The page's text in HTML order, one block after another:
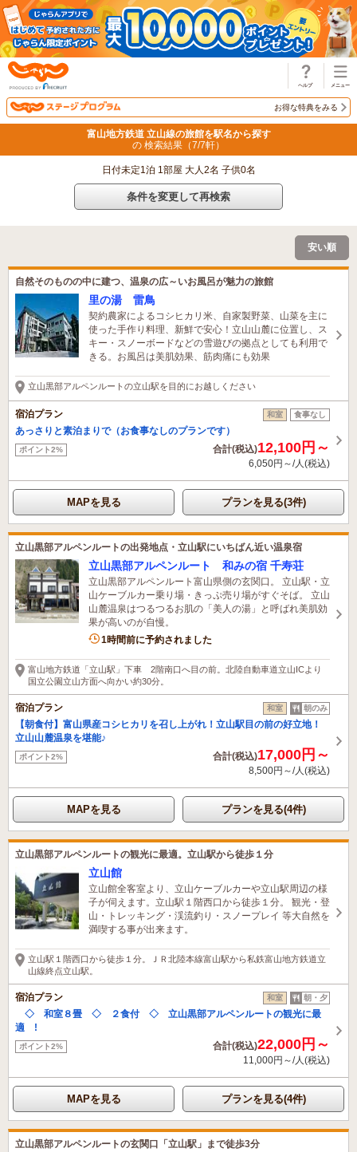
お得な特典をみる
富山地方鉄道 立山線の旅館を駅名から探す
の 検索結果（7/7軒）
日付未定1泊 1部屋 大人2名 子供0名
条件を変更して再検索
安い順
自然そのものの中に建つ、温泉の広～いお風呂が魅力の旅館
里の湯 雷鳥
契約農家によるコシヒカリ米、自家製野菜、山菜を主に
使った手作り料理、新鮮で安心！立山山麓に位置し、ス
キー・スノーボードなどの雪遊びの拠点としても利用で
きる。お風呂は美肌効果、筋肉痛にも効果
立山黒部アルペンルートの立山駅を目的にお越しください
宿泊プラン 和室 食事なし
あっさりと素泊まりで（お食事なしのプランです）
ポイント2% 合計(税込)12,100円～
6,050円～/人(税込)
MAPを見る プランを見る(3件)
立山黒部アルペンルートの出発地点・立山駅にいちばん近い温泉宿
立山黒部アルペンルート 和みの宿 千寿荘
立山黒部アルペンルート富山県側の玄関口。 立山駅・立
山ケーブルカー乗り場・きっぷ売り場がすぐそば。 立山
山麓温泉はつるつるお肌の「美人の湯」と呼ばれ美肌効
果が高いのが自慢。
1時間前に予約されました
富山地方鉄道「立山駅」下車 2階南口へ目の前。北陸自動車道立山ICより
国立公園立山方面へ向かい約30分。
宿泊プラン 和室 朝のみ
【朝食付】富山県産コシヒカリを召し上がれ！立山駅目の前の好立地！
立山山麓温泉を堪能♪
ポイント2% 合計(税込)17,000円～
8,500円～/人(税込)
MAPを見る プランを見る(4件)
立山黒部アルペンルートの観光に最適。立山駅から徒歩１分
立山館
立山館全客室より、立山ケーブルカーや立山駅周辺の様
子が伺えます。立山駅１階西口から徒歩１分。 観光・登
山・トレッキング・渓流釣り・スノープレイ 等大自然を
満喫する事が出来ます。
立山駅１階西口から徒歩１分。ＪＲ北陸本線富山駅から私鉄富山地方鉄道立
山線終点立山駅。
宿泊プラン 和室 朝・夕
◇ 和室８畳 ◇ ２食付 ◇ 立山黒部アルペンルートの観光に最
適 !
ポイント2% 合計(税込)22,000円～
11,000円～/人(税込)
MAPを見る プランを見る(4件)
立山黒部アルペンルートの玄関口「立山駅」まで徒歩3分